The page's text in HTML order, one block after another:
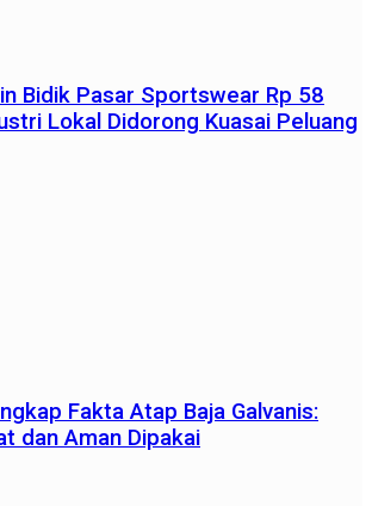
Bidik Pasar Sportswear Rp 58
Lokal Didorong Kuasai Peluang
Fakta Atap Baja Galvanis:
dan Aman Dipakai